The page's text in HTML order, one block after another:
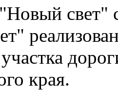
свет"
края.